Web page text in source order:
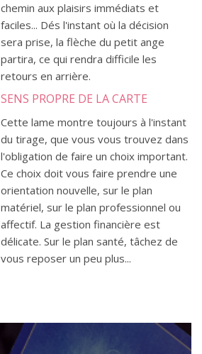
chemin aux plaisirs immédiats et
faciles... Dés l'instant où la décision
sera prise, la flèche du petit ange
partira, ce qui rendra difficile les
retours en arrière.
SENS PROPRE DE LA CARTE
Cette lame montre toujours à l'instant
du tirage, que vous vous trouvez dans
l'obligation de faire un choix important.
Ce choix doit vous faire prendre une
orientation nouvelle, sur le plan
matériel, sur le plan professionnel ou
affectif. La gestion financière est
délicate. Sur le plan santé, tâchez de
vous reposer un peu plus...